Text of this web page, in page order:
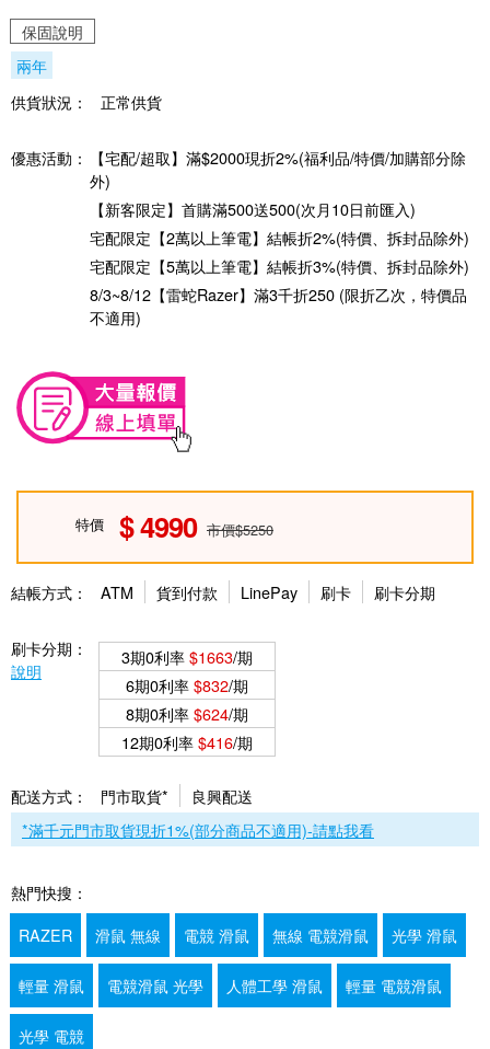
保固說明
兩年
供貨狀況：
正常供貨
優惠活動：
【宅配/超取】滿$2000現折2%(福利品/特價/加購部分除
外)
【新客限定】首購滿500送500(次月10日前匯入)
宅配限定【2萬以上筆電】結帳折2%(特價、拆封品除外)
宅配限定【5萬以上筆電】結帳折3%(特價、拆封品除外)
8/3~8/12【雷蛇Razer】滿3千折250 (限折乙次，特價品
不適用)
特價 4990 市價$5250
結帳方式： ATM 貨到付款 LinePay 刷卡 刷卡分期
刷卡分期：
說明
3期0利率$1663/期
6期0利率$832/期
8期0利率$624/期
12期0利率$416/期
配送方式： 門市取貨*
良興配送
*滿千元門市取貨現折1%(部分商品不適用)-請點我看
熱門快搜：
RAZER
滑鼠 無線 電競 滑鼠 無線 電競滑鼠 光學 滑鼠
輕量 滑鼠 電競滑鼠 光學 人體工學 滑鼠 輕量 電競滑鼠
光學 電競